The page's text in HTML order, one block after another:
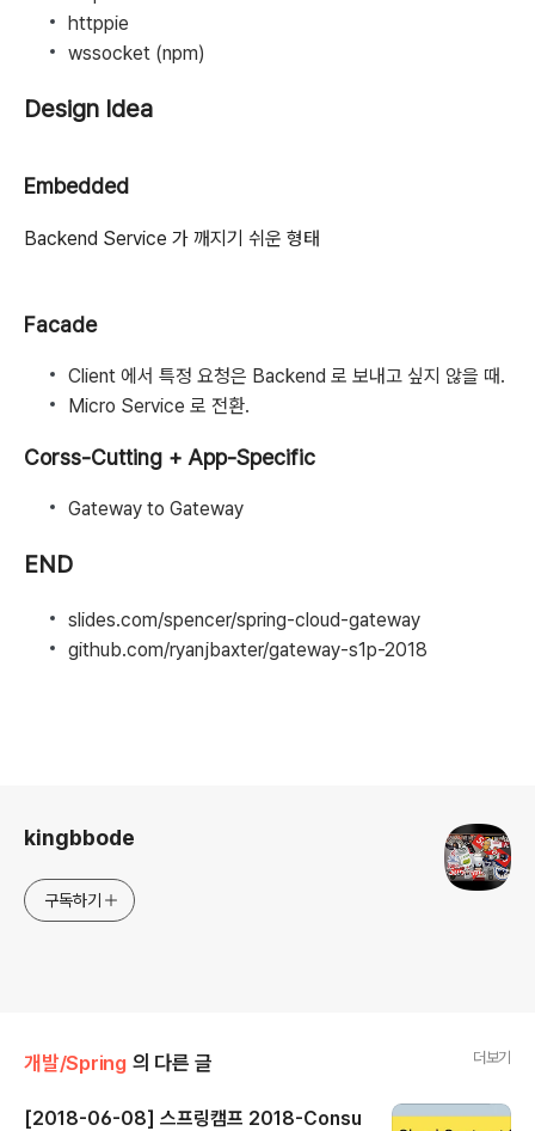
httppie
wssocket (npm)
Design Idea
Embedded
Backend Service 가 깨지기 쉬운 형태
Facade
Client 에서 특정 요청은 Backend 로 보내고 싶지 않을 때.
Micro Service 로 전환.
Corss-Cutting + App-Specific
Gateway to Gateway
END
slides.com/spencer/spring-cloud-gateway
github.com/ryanjbaxter/gateway-s1p-2018
kingbbode
구독하기
개발/Spring 의 다른 글 더보기
[2018-06-08] 스프링캠프 2018-Consu